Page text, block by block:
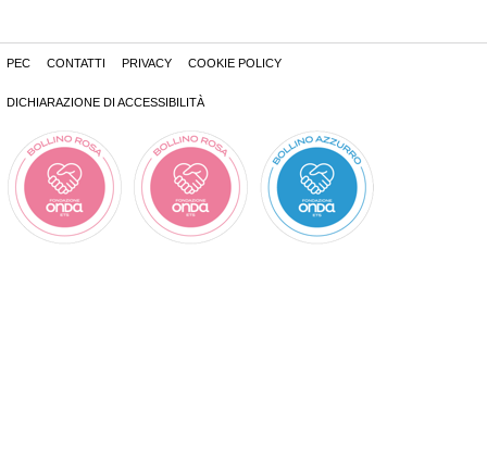
PEC CONTATTI PRIVACY COOKIE POLICY
DICHIARAZIONE DI ACCESSIBILITÀ